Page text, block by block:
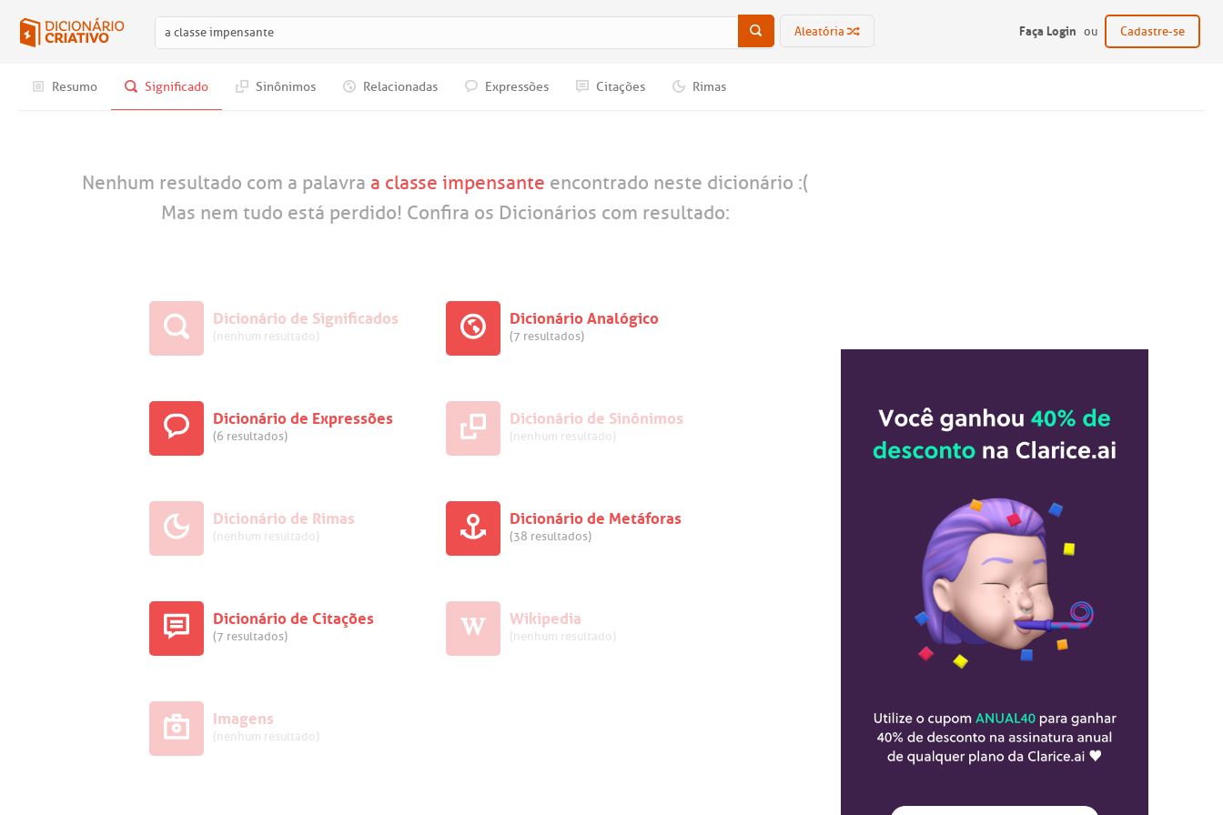
Aleatória Faça Login ou Cadastre-se
Resumo Significado Sinônimos Relacionadas Expressões Citações Rimas
Nenhum resultado com a palavra a classe impensante encontrado neste dicionário :(
Mas nem tudo está perdido! Confira os Dicionários com resultado:
Dicionário de Significados
(nenhum resultado)
Dicionário Analógico
(7 resultados)
Dicionário de Expressões
(6 resultados)
Dicionário de Sinônimos
(nenhum resultado)
Dicionário de Rimas
(nenhum resultado)
Dicionário de Metáforas
(38 resultados)
Dicionário de Citações
(7 resultados)
Wikipedia
(nenhum resultado)
Imagens
(nenhum resultado)